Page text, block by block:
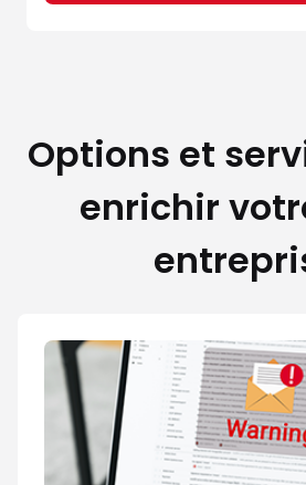
Options et
enrichir